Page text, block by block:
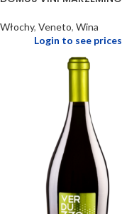
Włochy, Veneto, Wina
Login to see prices